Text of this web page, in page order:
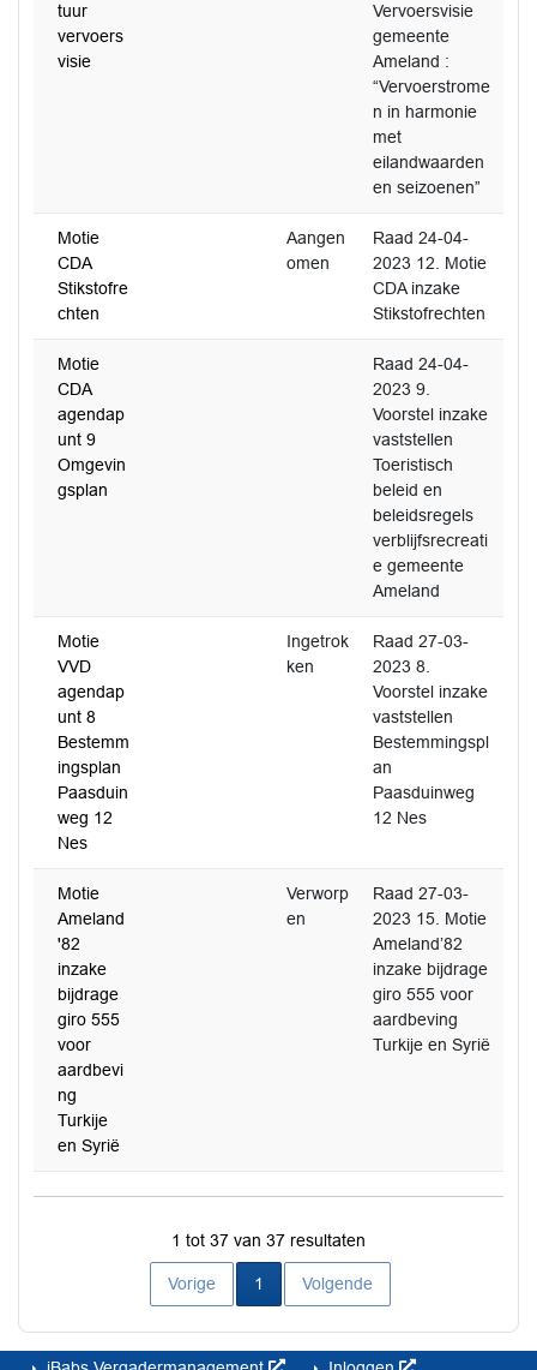
tuur
vervoers
visie
Vervoersvisie
gemeente
Ameland :
“Vervoerstrome
n in harmonie
met
eilandwaarden
en seizoenen”
Motie
CDA
Stikstofre
chten
Aangen
omen
Raad 24-04-
2023 12. Motie
CDA inzake
Stikstofrechten
Motie
CDA
agendap
unt 9
Omgevin
gsplan
Raad 24-04-
2023 9.
Voorstel inzake
vaststellen
Toeristisch
beleid en
beleidsregels
verblijfsrecreati
e gemeente
Ameland
Motie
VVD
agendap
unt 8
Bestemm
ingsplan
Paasduin
weg 12
Nes
Ingetrok
ken
Raad 27-03-
2023 8.
Voorstel inzake
vaststellen
Bestemmingspl
an
Paasduinweg
12 Nes
Motie
Ameland
'82
inzake
bijdrage
giro 555
voor
aardbevi
ng
Turkije
en Syrië
Verworp
en
Raad 27-03-
2023 15. Motie
Ameland’82
inzake bijdrage
giro 555 voor
aardbeving
Turkije en Syrië
1 tot 37 van 37 resultaten
Vorige 1 Huidige pagina
Volgende